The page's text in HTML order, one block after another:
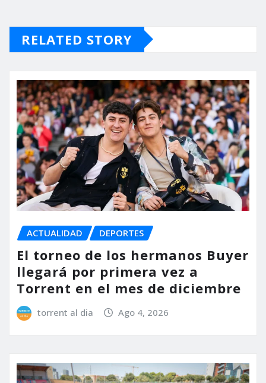
RELATED STORY
ACTUALIDAD DEPORTES
El torneo de los hermanos Buyer
llegará por primera vez a
Torrent en el mes de diciembre
torrent al dia Ago 4, 2026